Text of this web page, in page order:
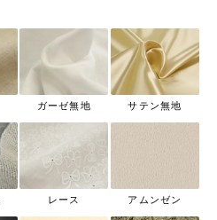
ガーゼ無地 サテン無地
レース アムンゼン